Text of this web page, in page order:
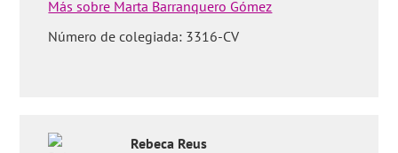
Más sobre Marta Barranquero Gómez
Número de colegiada: 3316-CV
Rebeca Reus